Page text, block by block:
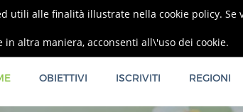
OBIETTIVI ISCRIVITI REGIONI
utili alle finalità illustrate nella cookie policy. Se
altra maniera, acconsenti all\'uso dei cookie.